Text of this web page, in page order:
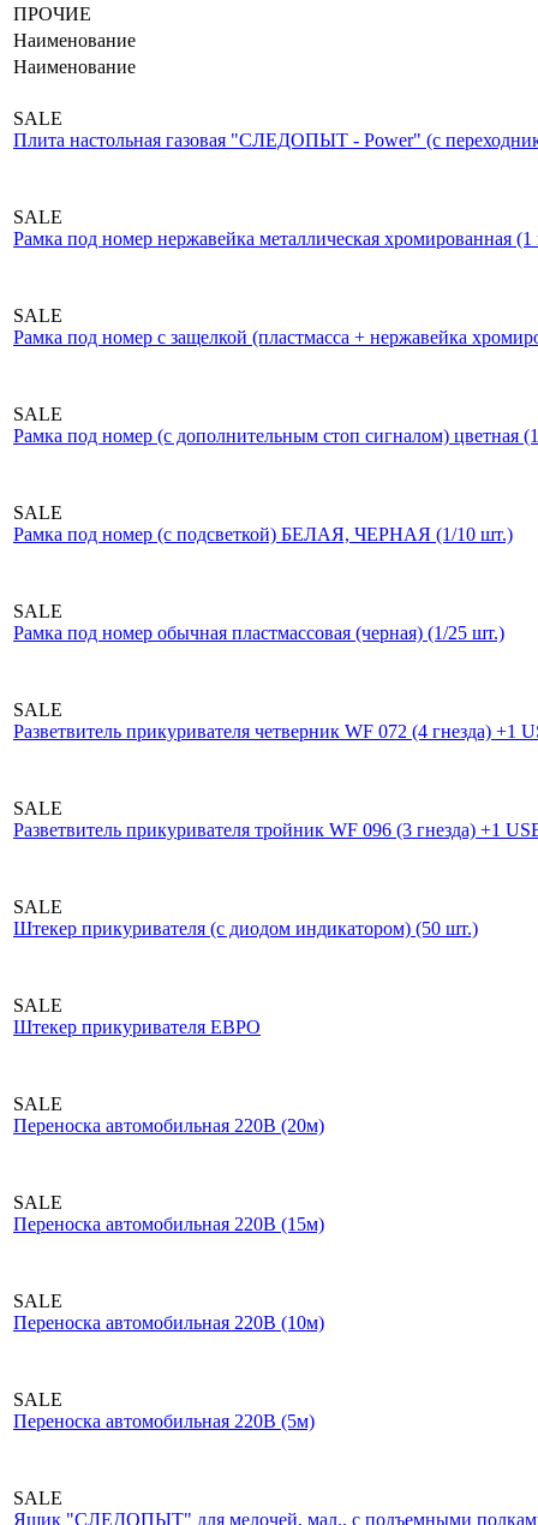
ПРОЧИЕ
Наименование
Наименование
SALE
Плита настольная газовая "СЛЕДОПЫТ - Power" (с
SALE
Рамка под номер нержавейка металлическая хромированная (1
SALE
Рамка под номер с защелкой (пластмасса + нержавейка
SALE
Рамка под номер (с дополнительным стоп сигналом) цветная
SALE
Рамка под номер (с подсветкой) БЕЛАЯ, ЧЕРНАЯ (1/10 шт.)
SALE
Рамка под номер обычная пластмассовая (черная) (1/25 шт.)
SALE
Разветвитель прикуривателя четверник WF 072 (4 гнезда) +1
SALE
Разветвитель прикуривателя тройник WF 096 (3 гнезда) +1
SALE
Штекер прикуривателя (с диодом индикатором) (50 шт.)
SALE
Штекер прикуривателя ЕВРО
SALE
Переноска автомобильная 220В (20м)
SALE
Переноска автомобильная 220В (15м)
SALE
Переноска автомобильная 220В (10м)
SALE
Переноска автомобильная 220В (5м)
SALE
Ящик "СЛЕДОПЫТ" для мелочей, мал., с подъемными